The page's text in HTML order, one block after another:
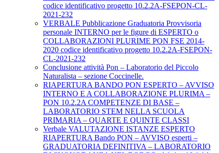
codice identificativo progetto 10.2.2A-FSEPON-CL-
2021-232
VERBALE Pubblicazione Graduatoria Provvisoria
personale INTERNO per le figure di ESPERTO o
COLLABORAZIONI PLURIME PON FSE 2014-
2020 codice identificativo progetto 10.2.2A-FSEPON-
CL-2021-232
Conclusione attività Pon – Laboratorio del Piccolo
Naturalista – sezione Coccinelle.
RIAPERTURA BANDO PON ESPERTO – AVVISO
INTERNO E A COLLABORAZIONE PLURIMA –
PON 10.2.2A COMPETENZE DI BASE –
LABORATORIO STEM NELLA SCUOLA
PRIMARIA – QUARTE E QUINTE CLASSI
Verbale VALUTAZIONE ISTANZE ESPERTO
RIAPERTURA Bando PON – AVVISO esperti –
GRADUATORIA DEFINITIVA – LABORATORIO